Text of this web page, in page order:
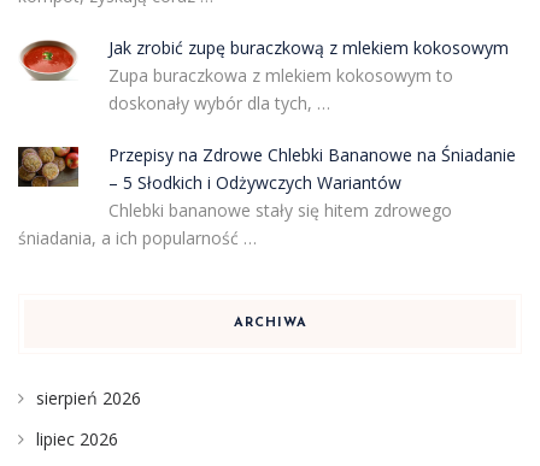
Jak zrobić zupę buraczkową z mlekiem kokosowym
Zupa buraczkowa z mlekiem kokosowym to
doskonały wybór dla tych, …
Przepisy na Zdrowe Chlebki Bananowe na Śniadanie
– 5 Słodkich i Odżywczych Wariantów
Chlebki bananowe stały się hitem zdrowego
śniadania, a ich popularność …
ARCHIWA
sierpień 2026
lipiec 2026